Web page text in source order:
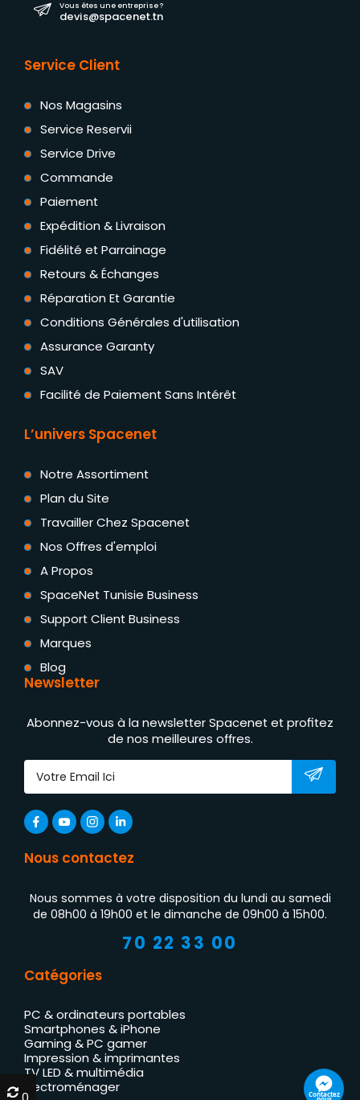
Vous êtes une entreprise ?
devis@spacenet.tn
Service Client
Nos Magasins
Service Reservii
Service Drive
Commande
Paiement
Expédition & Livraison
Fidélité et Parrainage
Retours & Échanges
Réparation Et Garantie
Conditions Générales d'utilisation
Assurance Garanty
SAV
Facilité de Paiement Sans Intérêt
L’univers Spacenet
Notre Assortiment
Plan du Site
Travailler Chez Spacenet
Nos Offres d'emploi
A Propos
SpaceNet Tunisie Business
Support Client Business
Marques
Blog
Newsletter
Abonnez-vous à la newsletter Spacenet et profitez
de nos meilleures offres.
Nous contactez
Nous sommes à votre disposition du lundi au samedi
de 08h00 à 19h00 et le dimanche de 09h00 à 15h00.
70 22 33 00
Catégories
PC & ordinateurs portables
Smartphones & iPhone
Gaming & PC gamer
Impression & imprimantes
TV LED & multimédia
Électroménager
Contactez